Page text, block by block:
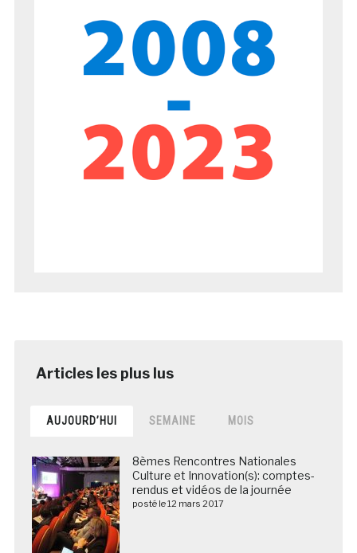
AUJOURD’HUI SEMAINE MOIS
8èmes Rencontres Nationales
Culture et Innovation(s): comptes-
rendus et vidéos de la journée
posté le 12 mars 2017